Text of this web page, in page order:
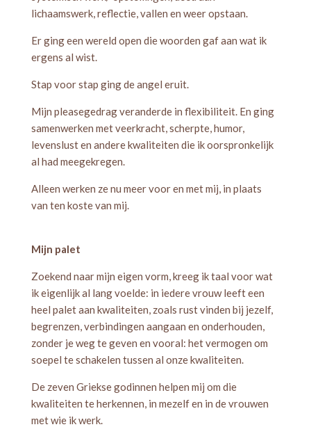
lichaamswerk, reflectie, vallen en weer opstaan.
Er ging een wereld open die woorden gaf aan wat ik
ergens al wist.
Stap voor stap ging de angel eruit.
Mijn pleasegedrag veranderde in flexibiliteit. En ging
samenwerken met veerkracht, scherpte, humor,
levenslust en andere kwaliteiten die ik oorspronkelijk
al had meegekregen.
Alleen werken ze nu meer voor en met mij, in plaats
van ten koste van mij.
Mijn palet
Zoekend naar mijn eigen vorm, kreeg ik taal voor wat
ik eigenlijk al lang voelde: in iedere vrouw leeft een
heel palet aan kwaliteiten, zoals rust vinden bij jezelf,
begrenzen, verbindingen aangaan en onderhouden,
zonder je weg te geven en vooral: het vermogen om
soepel te schakelen tussen al onze kwaliteiten.
De zeven Griekse godinnen helpen mij om die
kwaliteiten te herkennen, in mezelf en in de vrouwen
met wie ik werk.